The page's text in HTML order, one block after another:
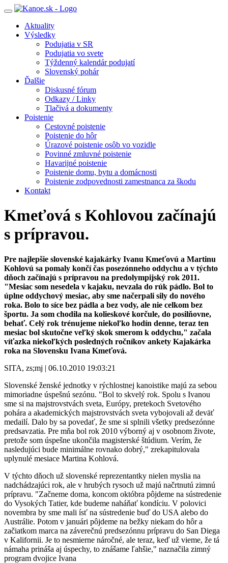
Toggle
navigationAktuality
Výsledky
Podujatia v SR
Podujatia vo svete
Týždenný kalendár podujatí
Slovenský pohár
Ďalšie
Diskusné fórum
Odkazy / Linky
Tlačivá a dokumenty
Poistenie
Cestovné poistenie
Poistenie do hôr
Úrazové poistenie osôb vo vozidle
Povinné zmluvné poistenie
Havarijné poistenie
Poistenie domu, bytu a domácnosti
Poistenie zodpovednosti zamestnanca za škodu
Kontakt
Kmeťová s Kohlovou začínajú
s prípravou.
Pre najlepšie slovenské kajakárky Ivanu Kmeťovú a Martinu
Kohlovú sa pomaly končí čas posezónneho oddychu a v týchto
dňoch začínajú s prípravou na predolympijský rok 2011.
"Mesiac som nesedela v kajaku, nevzala do rúk pádlo. Bol to
úplne oddychový mesiac, aby sme načerpali sily do nového
roka. Bolo to síce bez pádla a bez vody, ale nie celkom bez
športu. Ja som chodila na kolieskové korčule, do posilňovne,
behať. Celý rok trénujeme niekoľko hodín denne, teraz ten
mesiac bol skutočne veľký skok smerom k oddychu," začala
víťazka niekoľkých posledných ročníkov ankety Kajakárka
roka na Slovensku Ivana Kmeťová.
SITA, zs;mj | 06.10.2010 19:03:21
Slovenské ženské jednotky v rýchlostnej kanoistike majú za sebou
mimoriadne úspešnú sezónu. "Bol to skvelý rok. Spolu s Ivanou
sme si na majstrovstvách sveta, Európy, pretekoch Svetového
pohára a akademických majstrovstvách sveta vybojovali až deväť
medailí. Dalo by sa povedať, že sme si splnili všetky predsezónne
predsavzatia. Pre mňa bol rok 2010 výborný aj v osobnom živote,
pretože som úspešne ukončila magisterské štúdium. Verím, že
nasledujúci bude minimálne rovnako dobrý," zrekapitulovala
uplynulé mesiace Martina Kohlová.
V týchto dňoch už slovenské reprezentantky nielen myslia na
nadchádzajúci rok, ale v hrubých rysoch už majú načrtnutú zimnú
prípravu. "Začneme doma, koncom októbra pôjdeme na sústredenie
do Vysokých Tatier, kde budeme naháňať kondíciu. V polovici
novembra by sme mali ísť na sústredenie buď do USA alebo do
Austrálie. Potom v januári pôjdeme na bežky niekam do hôr a
začiatkom marca na záverečnú predsezónnu prípravu do San Diega
v Kalifornii. Je to nesmierne náročné, ale teraz, keď už vieme, že tá
námaha prináša aj úspechy, to znášame ľahšie," naznačila zimný
program dvojice Ivana